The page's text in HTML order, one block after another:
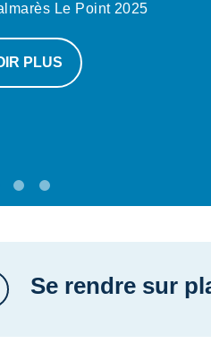
Le Point 2025
PLUS
Se rendre sur